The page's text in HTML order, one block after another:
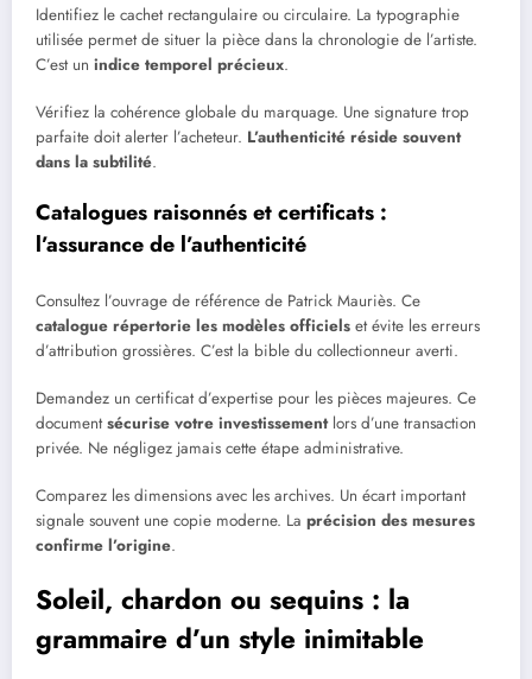
Identifiez le cachet rectangulaire ou circulaire. La typographie
utilisée permet de situer la pièce dans la chronologie de l’artiste.
C’est un indice temporel précieux.
Vérifiez la cohérence globale du marquage. Une signature trop
parfaite doit alerter l’acheteur. L’authenticité réside souvent
dans la subtilité.
Catalogues raisonnés et certificats :
l’assurance de l’authenticité
Consultez l’ouvrage de référence de Patrick Mauriès. Ce
catalogue répertorie les modèles officiels et évite les erreurs
d’attribution grossières. C’est la bible du collectionneur averti.
Demandez un certificat d’expertise pour les pièces majeures. Ce
documentsécurise votre investissementlors d’une transaction
privée. Ne négligez jamais cette étape administrative.
Comparez les dimensions avec les archives. Un écart important
signale souvent une copie moderne. La précision des mesures
confirme l’origine.
Soleil, chardon ou sequins : la
grammaire d’un style inimitable